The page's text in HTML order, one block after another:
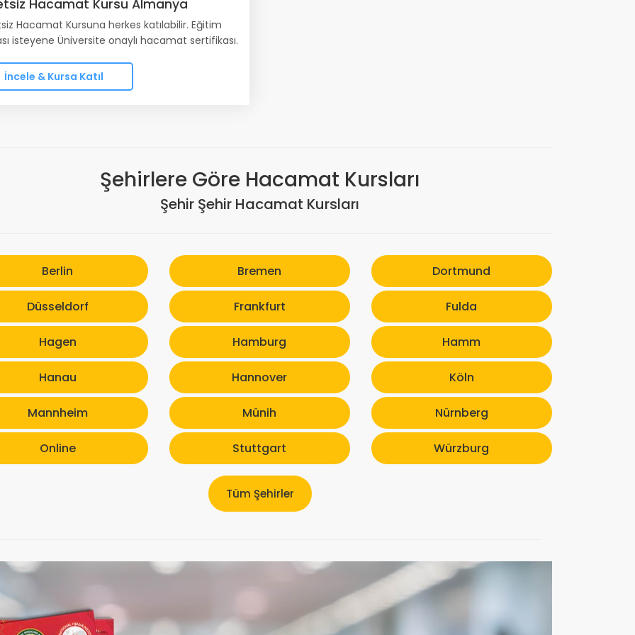
Hacamat Kursu Almanya
Hacamat Kursuna herkes katılabilir. Eğitim
isteyene Üniversite onaylı hacamat sertifikası.
İncele & Kursa Katıl
Şehirlere Göre Hacamat Kursları
Şehir Şehir Hacamat Kursları
Berlin Bremen Dortmund
Düsseldorf Frankfurt Fulda
Hagen Hamburg Hamm
Hanau Hannover Köln
Mannheim Münih Nürnberg
Online Stuttgart Würzburg
Tüm Şehirler